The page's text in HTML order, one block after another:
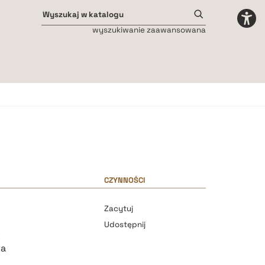
wyszukiwanie zaawansowana
CZYNNOŚCI
Zacytuj
Udostępnij